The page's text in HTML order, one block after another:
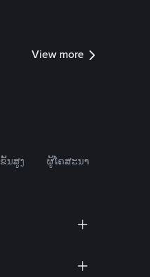
View more
ຂັ້ນສູງ ຜູ້ໂຄສະນາ